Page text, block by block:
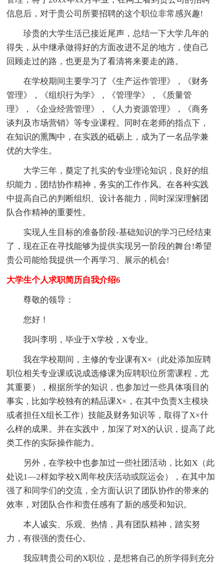
信息后，对于贵公司所要招聘的这个职位非常感兴趣!
珍贵的大学生活已接近尾声，总结一下大学几年的
得失，从中继承做得好的方面改进不足的地方，使自己
回顾走过的路，也更是为了看清将来要走的路。
在学校期间主要学习了《生产运作管理》，《财务
管理》，《组织行为学》，《管理学》，《质量管
理》，《企业经营管理》，《人力资源管理》，《商务
谈判及市场营销》等专业课程。同时在老师的指点下，
在知识的熏陶中，在实践的砥砺上，成为了一名品学兼
优的大学生。
大学三年，奠定了扎实的专业理论知识，良好的组
织能力，团结协作精神，务实的工作作风。在各种实践
中提高自己的判断组织、设计各能力，同时深深理解团
队合作精神的重要性。
实现人生目标的准备阶段-基础知识的学习已经结束
了，现在正在寻找能够为提供实现另一阶段的舞台!希望
贵公司能给我提供一个再学习、展示的机会!
大学生个人求职简历自我介绍6
尊敬的领导：
您好！
我叫李明，毕业于X学校，X专业。
我在学校期间，主修的专业课有X×（此处添加应聘
职位相关专业课或说成选修课为应聘职位所需课程，尤
其重要），根据所学的知识，也参加过一些具体项目的
事实，比如学校独有的精品课X×，在其中负责X主模块
或者担任X组长工作）技能及财务知识等，取得了X×什
么样的成果。并在实践中，加深了对X的认识，提高了此
类工作的实际操作能力。
另外，在学校中也参加过一些社团活动，比如X（此
处说1—2样如学校X周年校庆活动或院运会），在其中加
强了和同学们的交流，全方面认识了团队协作的带来的
效率，对团队合作和责任感有了新的感受和知识。
本人诚实、乐观、热情，具有团队精神，踏实努
力，有很强的责任心。
我应聘贵公司的X职位，是想将自己的所学得到充分